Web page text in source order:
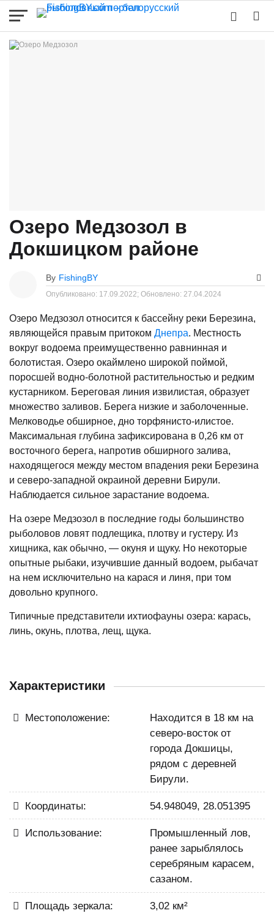
Озеро Медзозол в
Докшицком районе
By FishingBY
Опубликовано: 17.09.2022; Обновлено: 27.04.2024
Озеро Медзозол относится к бассейну реки Березина,
являющейся правым притоком Днепра. Местность
вокруг водоема преимущественно равнинная и
болотистая. Озеро окаймлено широкой поймой,
поросшей водно-болотной растительностью и редким
кустарником. Береговая линия извилистая, образует
множество заливов. Берега низкие и заболоченные.
Мелководье обширное, дно торфянисто-илистое.
Максимальная глубина зафиксирована в 0,26 км от
восточного берега, напротив обширного залива,
находящегося между местом впадения реки Березина
и северо-западной окраиной деревни Бирули.
Наблюдается сильное зарастание водоема.
На озере Медзозол в последние годы большинство
рыболовов ловят подлещика, плотву и густеру. Из
хищника, как обычно, — окуня и щуку. Но некоторые
опытные рыбаки, изучившие данный водоем, рыбачат
на нем исключительно на карася и линя, при том
довольно крупного.
Типичные представители ихтиофауны озера: карась,
линь, окунь, плотва, лещ, щука.
Характеристики
Местоположение:
Находится в 18 км на
северо-восток от
города Докшицы,
рядом с деревней
Бирули.
Координаты: 54.948049, 28.051395
Использование:
Промышленный лов,
ранее зарыблялось
серебряным карасем,
сазаном.
Площадь зеркала: 3,02 км²